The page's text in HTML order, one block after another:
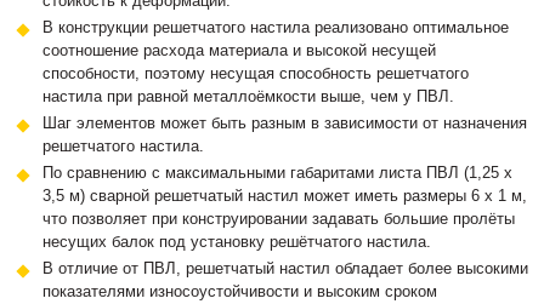
В конструкции решетчатого настила реализовано оптимальное
соотношение расхода материала и высокой несущей
способности, поэтому несущая способность решетчатого
настила при равной металлоёмкости выше, чем у ПВЛ.
Шаг элементов может быть разным в зависимости от назначения
решетчатого настила.
По сравнению с максимальными габаритами листа ПВЛ (1,25 х
3,5 м) сварной решетчатый настил может иметь размеры 6 х 1 м,
что позволяет при конструировании задавать большие пролёты
несущих балок под установку решётчатого настила.
В отличие от ПВЛ, решетчатый настил обладает более высокими
показателями износоустойчивости и высоким сроком